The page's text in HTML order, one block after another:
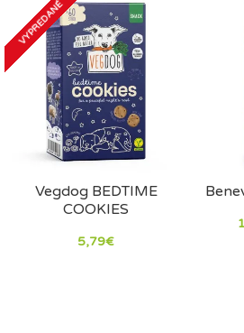
VYPREDANÉ
Vegdog BEDTIME
COOKIES
5,79€